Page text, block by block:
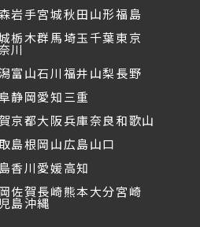
岩手宮城秋田山形福島
栃木群馬埼玉千葉東京
川
富山石川福井山梨長野
静岡愛知三重
京都大阪兵庫奈良和歌山
島根岡山広島山口
香川愛媛高知
佐賀長崎熊本大分宮崎
島沖縄